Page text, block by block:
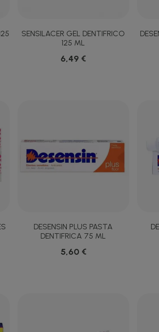
SENSILACER GEL DENTIFRICO
125 ML
6,49 €
DESENSIN PLUS PASTA
DENTIFRICA 75 ML
5,60 €